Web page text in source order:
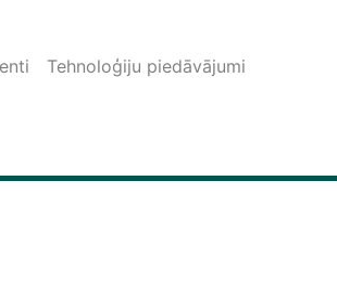
Tehnoloģiju piedāvājumi